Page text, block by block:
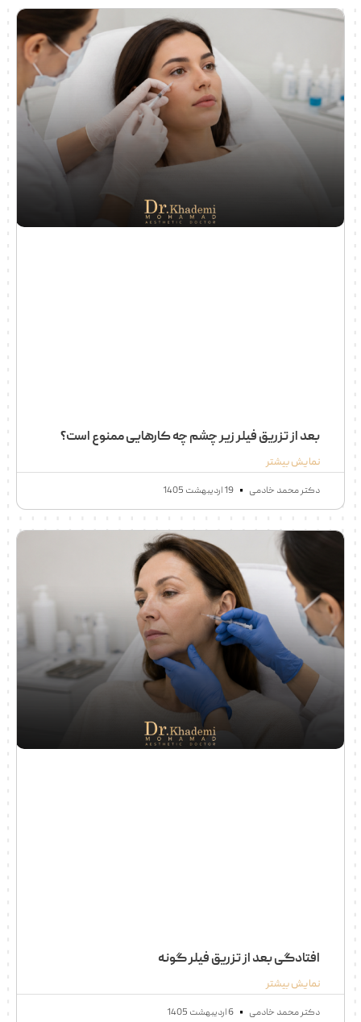
بعد از تزریق فیلر زیر چشم چه کارهایی ممنوع است؟
نمایش بیشتر
دکتر محمد خادمی
افتادگی بعد از تزریق فیلر گونه
نمایش بیشتر
دکتر محمد خادمی